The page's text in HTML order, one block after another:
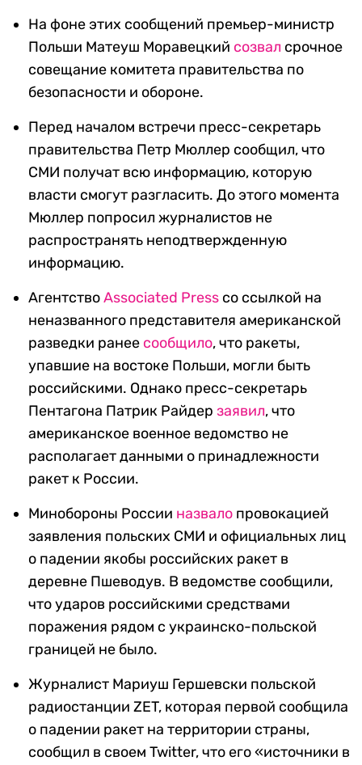
На фоне этих сообщений премьер-министр
Польши Матеуш Моравецкий созвал срочное
совещание комитета правительства по
безопасности и обороне.
Перед началом встречи пресс-секретарь
правительства Петр Мюллер сообщил, что
СМИ получат всю информацию, которую
власти смогут разгласить. До этого момента
Мюллер попросил журналистов не
распространять неподтвержденную
информацию.
АгентствоAssociated Press со ссылкой на
неназванного представителя американской
разведки ранее сообщило, что ракеты,
упавшие на востоке Польши, могли быть
российскими. Однако пресс-секретарь
Пентагона Патрик Райдер заявил, что
американское военное ведомство не
располагает данными о принадлежности
ракет к России.
Минобороны России назвало провокацией
заявления польских СМИ и официальных лиц
о падении якобы российских ракет в
деревне Пшеводув. В ведомстве сообщили,
что ударов российскими средствами
поражения рядом с украинско-польской
границей не было.
Журналист Мариуш Гершевски польской
радиостанции ZET, которая первой сообщила
о падении ракет на территории страны,
сообщил в своем Twitter, что его «источники в